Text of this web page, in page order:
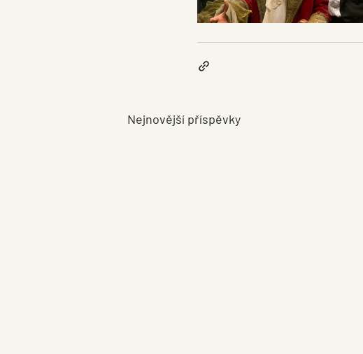
Nejnovější příspěvky